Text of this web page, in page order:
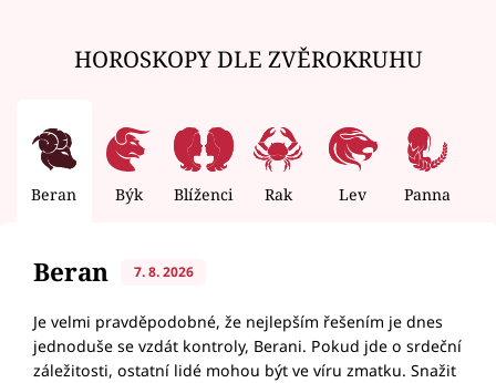
HOROSKOPY DLE ZVĚROKRUHU
Beran Býk Blíženci Rak Lev Panna
Beran 7. 8. 2026
Je velmi pravděpodobné, že nejlepším řešením je dnes
jednoduše se vzdát kontroly, Berani. Pokud jde o srdeční
záležitosti, ostatní lidé mohou být ve víru zmatku. Snažit